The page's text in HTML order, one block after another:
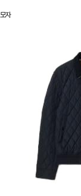
모자